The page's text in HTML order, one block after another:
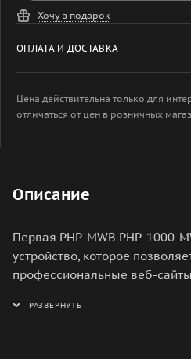
Хочу в подарок
ОПЛАТА И ДОСТАВКА
Цена действительна только для
отличаться от цен в розничных
Описание
Первая PHP-MWB PHP-1000-
устройство, которое
профессиональные веб-
для разработки веб-